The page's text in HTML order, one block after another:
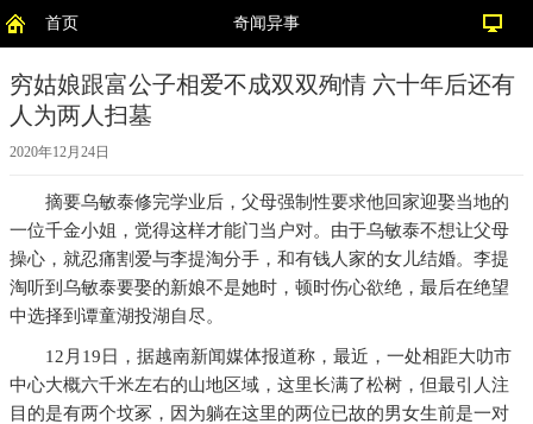
首页 奇闻异事
穷姑娘跟富公子相爱不成双双殉情 六十年后还有
人为两人扫墓
2020年12月24日
摘要乌敏泰修完学业后，父母强制性要求他回家迎娶当地的
一位千金小姐，觉得这样才能门当户对。由于乌敏泰不想让父母
操心，就忍痛割爱与李提淘分手，和有钱人家的女儿结婚。李提
淘听到乌敏泰要娶的新娘不是她时，顿时伤心欲绝，最后在绝望
中选择到谭童湖投湖自尽。
12月19日，据越南新闻媒体报道称，最近，一处相距大叻市
中心大概六千米左右的山地区域，这里长满了松树，但最引人注
目的是有两个坟冢，因为躺在这里的两位已故的男女生前是一对